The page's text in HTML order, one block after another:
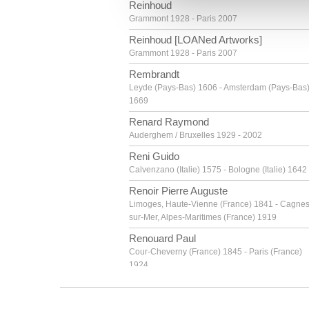
vous leur avez fournies ou
Reinhoud
Grammont 1928 - Paris 2007
Reinhoud [LOANed Artworks]
Grammont 1928 - Paris 2007
Rembrandt
Leyde (Pays-Bas) 1606 - Amsterdam (Pays-Bas)
1669
Renard Raymond
Auderghem / Bruxelles 1929 - 2002
Reni Guido
Calvenzano (Italie) 1575 - Bologne (Italie) 1642
Renoir Pierre Auguste
Limoges, Haute-Vienne (France) 1841 -
sur-Mer, Alpes-Maritimes (France) 1919
Renouard Paul
Cour-Cheverny (France) 1845 - Paris (France)
1924
Restout Jean